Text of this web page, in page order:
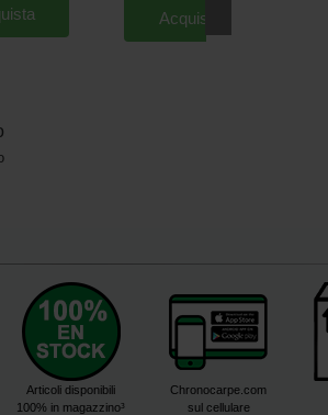
Acquista
Articoli disponibili
100% in magazzino³
Chronocarpe.com
sul cellulare